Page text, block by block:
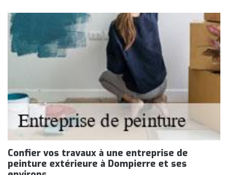
Confier vos travaux à une entreprise de
peinture extérieure à Dompierre et ses